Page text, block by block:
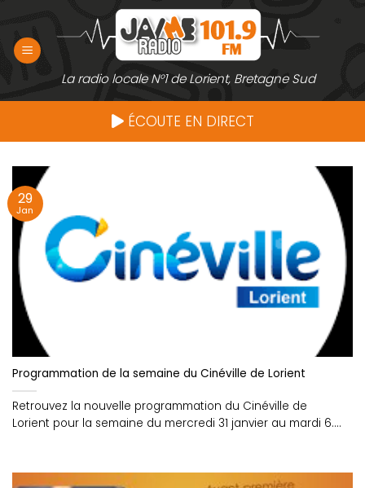
contenu
La radio locale N°1 de Lorient, Bretagne Sud
ÉCOUTE EN DIRECT
Programmation de la semaine du Cinéville de Lorient
Retrouvez la nouvelle programmation du Cinéville de
Lorient pour la semaine du mercredi 31 janvier au mardi 6....
29
Jan